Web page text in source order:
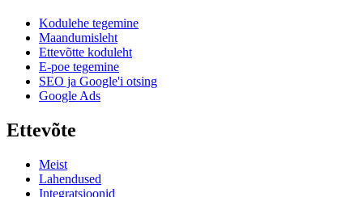
Kodulehe tegemine
Maandumisleht
Ettevõtte koduleht
E-poe tegemine
SEO ja Google'i otsing
Google Ads
Ettevõte
Meist
Lahendused
Integratsioonid